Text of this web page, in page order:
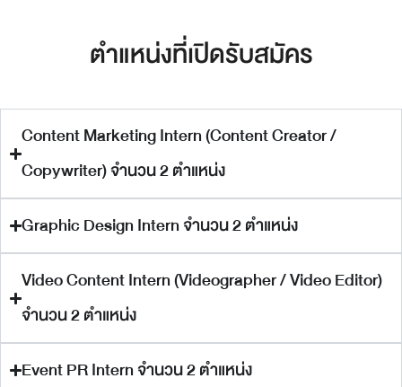
ตำแหน่งที่เปิดรับสมัคร
Content Marketing Intern (Content Creator /
Copywriter) จำนวน 2 ตำแหน่ง
Graphic Design Intern จำนวน 2 ตำแหน่ง
Video Content Intern (Videographer / Video Editor)
จำนวน 2 ตำแหน่ง
Event PR Intern จำนวน 2 ตำแหน่ง